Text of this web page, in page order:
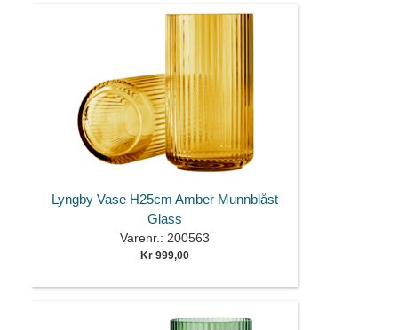
Lyngby Vase H25cm Amber Munnblåst
Glass
Varenr.: 200563
Kr 999,00